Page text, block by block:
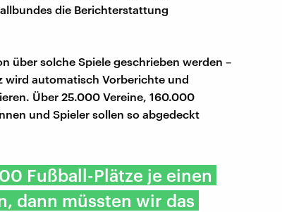
die Berichterstattung
über solche Spiele geschrieben werden –
wird automatisch Vorberichte und
Über 25.000 Vereine, 160.000
und Spieler sollen so abgedeckt
Fußball-Plätze je einen
dann müssten wir das